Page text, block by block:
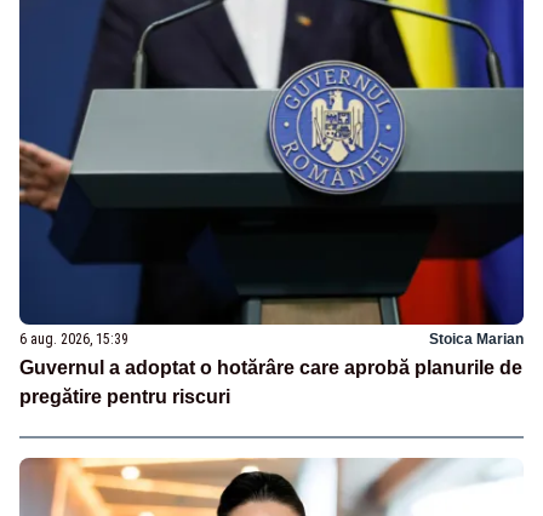
6 aug. 2026, 15:39 Stoica Marian
Guvernul a adoptat o hotărâre care aprobă planurile de
pregătire pentru riscuri